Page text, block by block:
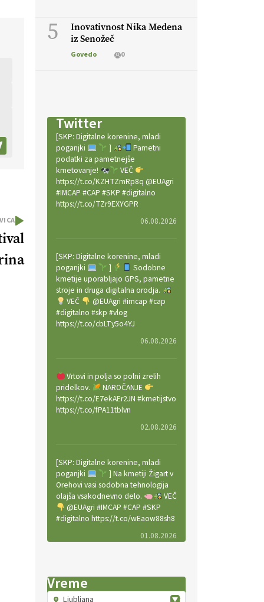
5
Inovativnost Nika Medena
iz Senožeč
Govedo 0
Twitter
[SKP: Digitalne korenine, mladi
poganjki
]
Pametni
podatki za pametnejše
kmetovanje!
VEČ
https://t.co/KZHTZmRp8q @EUAgri
#IMCAP #CAP #SKP #digitalno
https://t.co/TZr9EXYGPR
06.08.2026
[SKP: Digitalne korenine, mladi
poganjki
]
Sodobne
kmetije uporabljajo GPS, pametne
stroje in druga digitalna orodja.
VEČ
@EUAgri #imcap #cap
#digitalno #skp #vlog
https://t.co/cbLTy5o4YJ
06.08.2026
Vrtovi in polja so polni zrelih
pridelkov.
NAROČANJE
https://t.co/E7ekAEr2JN #kmetijstvo
https://t.co/fPA11tblvn
02.08.2026
[SKP: Digitalne korenine, mladi
poganjki
] Na kmetiji Žigart v
Orehovi vasi sodobna tehnologija
olajša vsakodnevno delo.
VEČ
@EUAgri #IMCAP #CAP #SKP
#digitalno https://t.co/wEaow88sh8
01.08.2026
ekološko vinsko posestvo Fedora
na Krasu.
VEČ
Vreme
Ljubljana